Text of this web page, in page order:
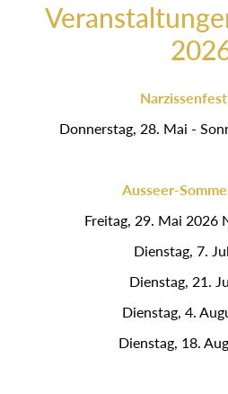
Donnerstag, 28. Mai -
Ausseer-
Freitag, 29. Mai 2026
Dienstag, 7.
Dienstag, 21.
Dienstag, 4.
Dienstag, 18.